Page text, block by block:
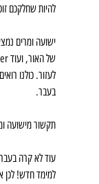
להיות שחלקכם
ישועה ומרים
לעזור. כולנו
בעבר.
תקשור מישועה
עוד לא קרה
למימד חדש! לכן